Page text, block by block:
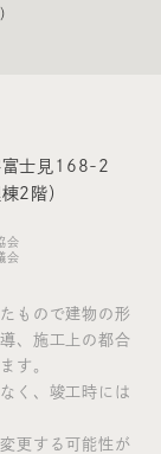
富士見168-2
2階）
会
会
もので建物の形
、施工上の都合
す。
く、竣工時には
更する可能性が